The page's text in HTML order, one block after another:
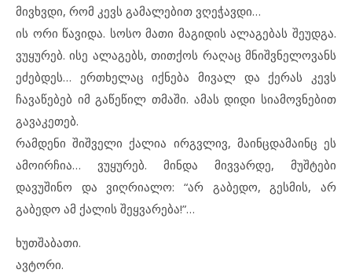
მივხვდი, რომ კევს გამალებით ვღეჭავდი…
ის ორი წავიდა. სოსო მათი მაგიდის ალაგებას შეუდგა.
ვუყურებ. ისე ალაგებს, თითქოს რაღაც მნიშვნელოვანს
ეძებდეს… ერთხელაც იქნება მივალ და ქერას კევს
ჩავაწებებ იმ გაწეწილ თმაში. ამას დიდი სიამოვნებით
გავაკეთებ.
რამდენი შიშველი ქალია ირგვლივ, მაინცდამაინც ეს
ამოირჩია… ვუყურებ. მინდა მივვარდე, მუშტები
დავუშინო და ვიღრიალო: “არ გაბედო, გესმის, არ
გაბედო ამ ქალის შეყვარება!”…
ხუთშაბათი.
ავტორი.